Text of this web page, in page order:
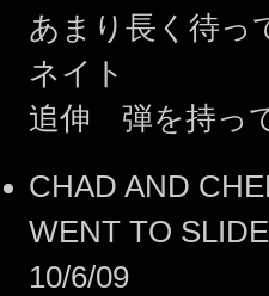
あまり長く待っ
ネイト
追伸 弾を持っ
CHAD AND
WENT TO
10/6/09